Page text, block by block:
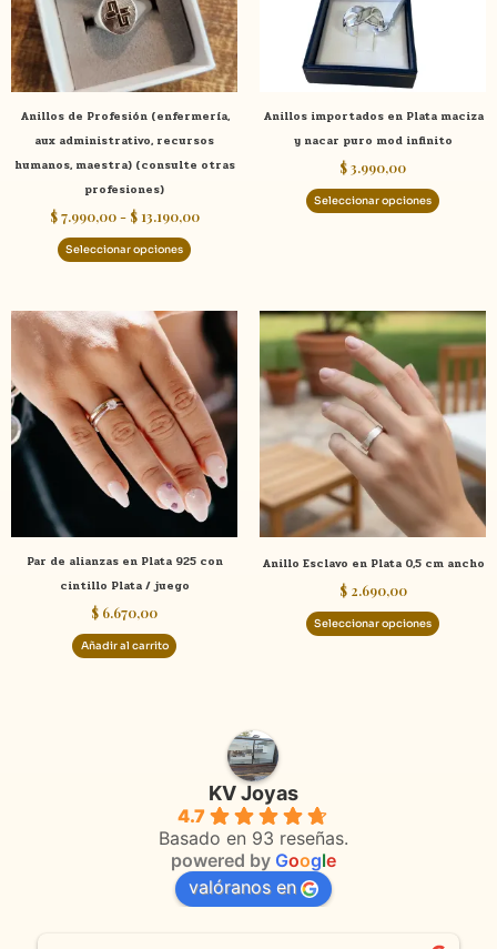
Anillos de Profesión (enfermería,
aux administrativo, recursos
humanos, maestra) (consulte otras
profesiones)
$7.990,00 - $13.190,00
Seleccionar opciones
opciones
se
pueden
elegir
en
la
página
producto
Anillos importados en Plata maciza
y nacar puro mod infinito
$3.990,00
Seleccionar opciones
en
la
de
Par de alianzas en Plata 925 con
cintillo Plata / juego
$ 6.670,00
Añadir al carrito
Anillo Esclavo en Plata 0,5 cm ancho
$2.690,00
Seleccionar opciones
Este
Las
pueden
elegir
en
página
KV Joyas
4.7
Basado en 93 reseñas.
powered by Google
valóranos en